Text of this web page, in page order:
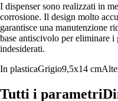
I dispenser sono realizzati in
corrosione. Il design molto
garantisce una manutenzione
base antiscivolo per eliminare
indesiderati.
In plasticaGrigio9,5x14 cm
Tutti i parametri